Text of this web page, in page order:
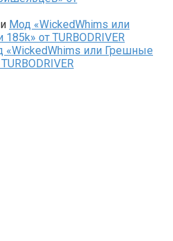
Мод «WickedWhims или
от TURBODRIVER
«WickedWhims или Грешные